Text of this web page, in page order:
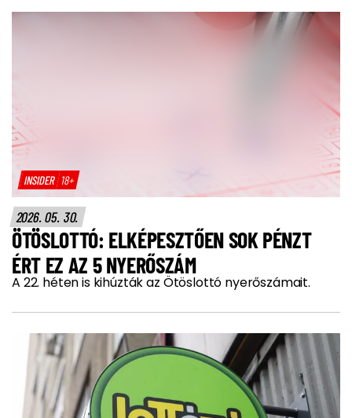
INSIDER 18+
2026. 05. 30.
ÖTÖSLOTTÓ: ELKÉPESZTŐEN SOK PÉNZT
ÉRT EZ AZ 5 NYERŐSZÁM
A 22. héten is kihúzták az Ötöslottó nyerőszámait.